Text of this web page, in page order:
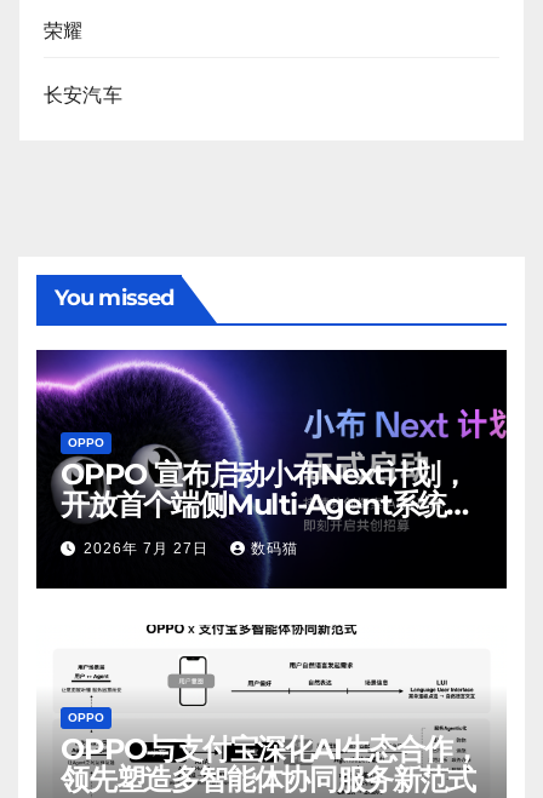
荣耀
长安汽车
You missed
OPPO
OPPO 宣布启动小布Next计划，
开放首个端侧Multi-Agent系统内
测2026年 7月 27日 数码猫
OPPO
OPPO与支付宝深化AI生态合作，
领先塑造多智能体协同服务新范式